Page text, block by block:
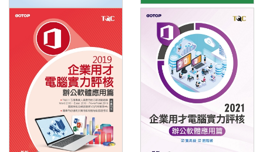
TQC 2019企業用
才電腦實力評核-
辦公軟體應用篇
TQC 2021企業用
才電腦實力評核-
辦公軟體應用篇